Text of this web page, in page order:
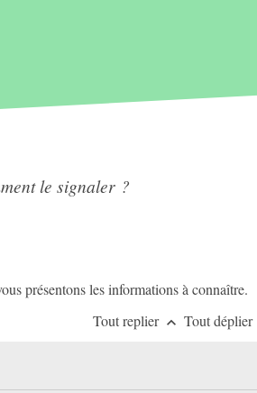
le signaler ?
présentons les informations à connaître.
Tout replier keyboard_arrow_up Tout déplier